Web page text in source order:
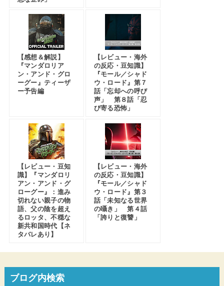
【感想＆解説】
『マンダロリア
ン・アンド・グロ
ーグー』ティーザ
ー予告編
【レビュー・海外
の反応・豆知識】
『モール／シャド
ウ・ロード』第７
話「忘却への呼び
声」 第８話「忍
び寄る恐怖」
【レビュー・豆知
識】『マンダロリ
アン・アンド・グ
ローグー』：進み
切れない親子の物
語、父の陰を超え
るロッタ、不穏な
新共和国時代【ネ
タバレあり】
【レビュー・海外
の反応・豆知識】
『モール／シャド
ウ・ロード』第３
話「未知なる世界
の囁き」 第４話
「誇りと復讐」
ブログ内検索